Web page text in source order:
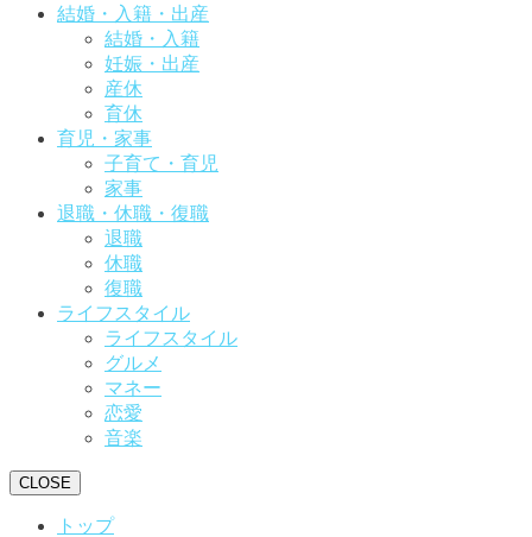
結婚・入籍・出産
結婚・入籍
妊娠・出産
産休
育休
育児・家事
子育て・育児
家事
退職・休職・復職
退職
休職
復職
ライフスタイル
ライフスタイル
グルメ
マネー
恋愛
音楽
CLOSE
トップ